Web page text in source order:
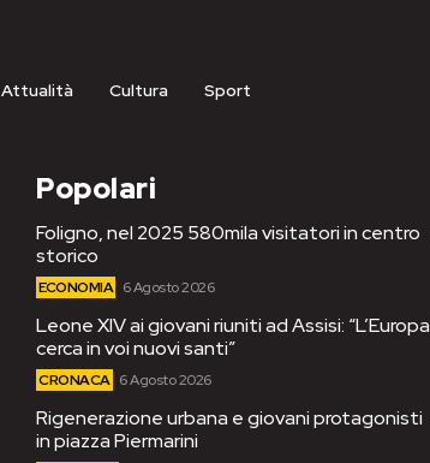
Attualità Cultura Sport
Popolari
Foligno, nel 2025 580mila visitatori in centro
storico
ECONOMIA 6 Agosto 2026
Leone XIV ai giovani riuniti ad Assisi: “L’Europa
cerca in voi nuovi santi”
CRONACA 6 Agosto 2026
Rigenerazione urbana e giovani protagonisti
in piazza Piermarini